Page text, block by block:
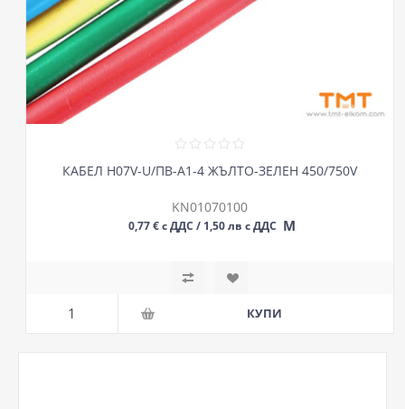
КАБЕЛ H07V-U/ПВ-А1-4 ЖЪЛТО-ЗЕЛЕН 450/750V
KN01070100
0,77 € с ДДС / 1,50 лв с ДДС М